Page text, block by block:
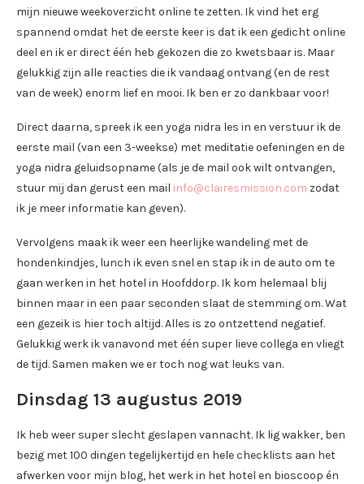
mijn nieuwe weekoverzicht online te zetten. Ik vind het erg
spannend omdat het de eerste keer is dat ik een gedicht online
deel en ik er direct één heb gekozen die zo kwetsbaar is. Maar
gelukkig zijn alle reacties die ik vandaag ontvang (en de rest
van de week) enorm lief en mooi. Ik ben er zo dankbaar voor!
Direct daarna, spreek ik een yoga nidra les in en verstuur ik de
eerste mail (van een 3-weekse) met meditatie oefeningen en de
yoga nidra geluidsopname (als je de mail ook wilt ontvangen,
stuur mij dan gerust een mail info@clairesmission.com zodat
ik je meer informatie kan geven).
Vervolgens maak ik weer een heerlijke wandeling met de
hondenkindjes, lunch ik even snel en stap ik in de auto om te
gaan werken in het hotel in Hoofddorp. Ik kom helemaal blij
binnen maar in een paar seconden slaat de stemming om. Wat
een gezeik is hier toch altijd. Alles is zo ontzettend negatief.
Gelukkig werk ik vanavond met één super lieve collega en vliegt
de tijd. Samen maken we er toch nog wat leuks van.
Dinsdag 13 augustus 2019
Ik heb weer super slecht geslapen vannacht. Ik lig wakker, ben
bezig met 100 dingen tegelijkertijd en hele checklists aan het
afwerken voor mijn blog, het werk in het hotel en bioscoop én